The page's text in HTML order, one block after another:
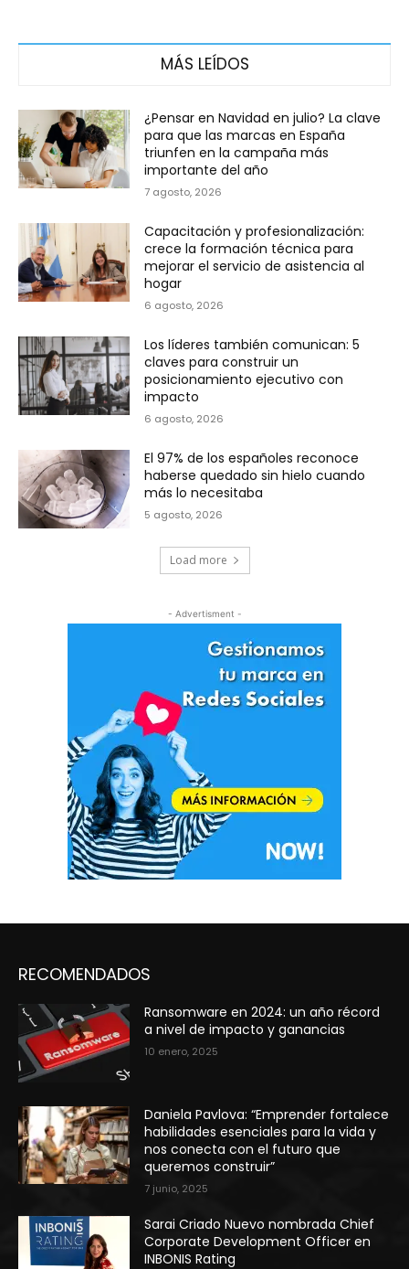
MÁS LEÍDOS
¿Pensar en Navidad en julio? La clave
para que las marcas en España
triunfen en la campaña más
importante del año
7 agosto, 2026
Capacitación y profesionalización:
crece la formación técnica para
mejorar el servicio de asistencia al
hogar
6 agosto, 2026
Los líderes también comunican: 5
claves para construir un
posicionamiento ejecutivo con
impacto
6 agosto, 2026
El 97% de los españoles reconoce
haberse quedado sin hielo cuando
más lo necesitaba
5 agosto, 2026
Load more
- Advertisment -
RECOMENDADOS
Ransomware en 2024: un año récord
a nivel de impacto y ganancias
10 enero, 2025
Daniela Pavlova: “Emprender fortalece
habilidades esenciales para la vida y
nos conecta con el futuro que
queremos construir”
7 junio, 2025
Sarai Criado Nuevo nombrada Chief
Corporate Development Officer en
INBONIS Rating